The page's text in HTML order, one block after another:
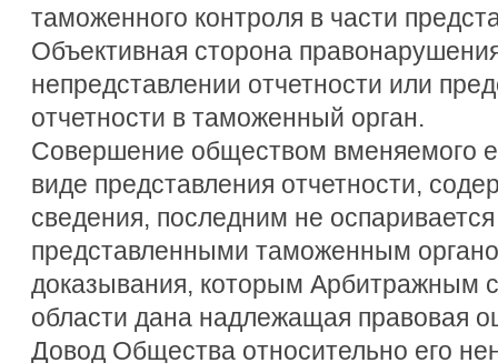
таможенного контроля в части
Объективная сторона
непредставлении отчетности или
отчетности в таможенный орган.
Совершение обществом вменяемого
виде представления отчетности,
сведения, последним не
представленными таможенным
доказывания, которым Арбитражным
области дана надлежащая правовая
Довод Общества относительно его